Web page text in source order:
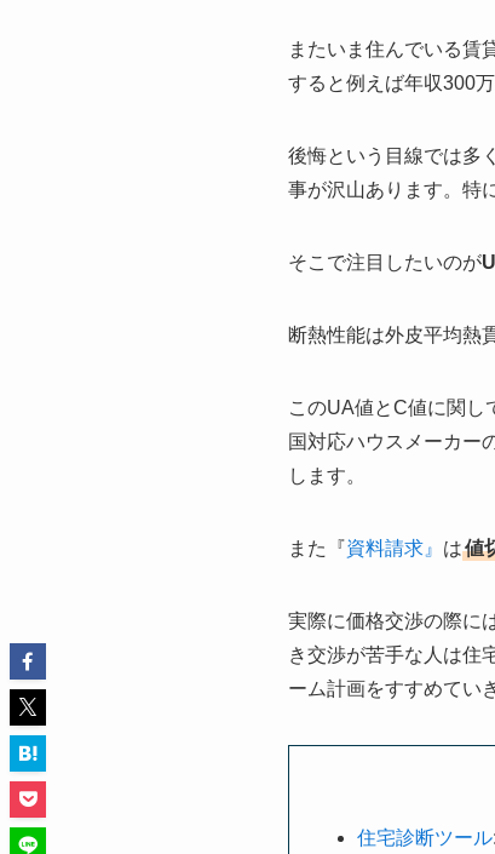
またいま住んでいる賃
すると例えば年収300
後悔という目線では多
事が沢山あります。特
そこで注目したいのが
断熱性能は外皮平均熱
このUA値とC値に関し
国対応ハウスメーカー
します。
また『資料請求』 は値
実際に価格交渉の際に
き交渉が苦手な人は住
ーム計画をすすめてい
住宅診断ツール